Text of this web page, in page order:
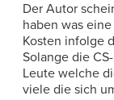
Der Autor
haben was
Kosten infolge
Solange die
Leute welche
viele die sich